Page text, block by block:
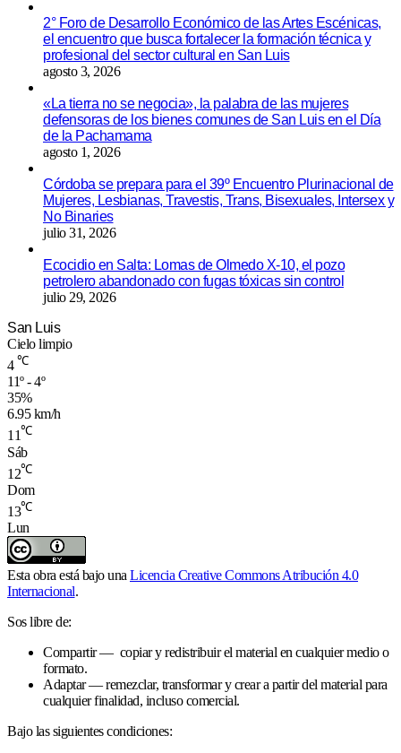
2° Foro de Desarrollo Económico de las Artes Escénicas,
el encuentro que busca fortalecer la formación técnica y
profesional del sector cultural en San Luis
agosto 3, 2026
«La tierra no se negocia», la palabra de las mujeres
defensoras de los bienes comunes de San Luis en el Día
de la Pachamama
agosto 1, 2026
Córdoba se prepara para el 39º Encuentro Plurinacional de
Mujeres, Lesbianas, Travestis, Trans, Bisexuales, Intersex y
No Binaries
julio 31, 2026
Ecocidio en Salta: Lomas de Olmedo X-10, el pozo
petrolero abandonado con fugas tóxicas sin control
julio 29, 2026
San Luis
Cielo limpio
4 ℃
11º - 4º
35%
6.95 km/h
11℃
Sáb
12℃
Dom
13℃
Lun
Esta obra está bajo una Licencia Creative Commons Atribución 4.0
Internacional.
Sos libre de:
Compartir — copiar y redistribuir el material en cualquier medio o
formato.
Adaptar — remezclar, transformar y crear a partir del material para
cualquier finalidad, incluso comercial.
Bajo las siguientes condiciones: